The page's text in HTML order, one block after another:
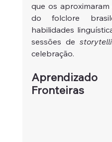
que os
do folclore
habilidades
sessões de
celebração.
Fronteiras